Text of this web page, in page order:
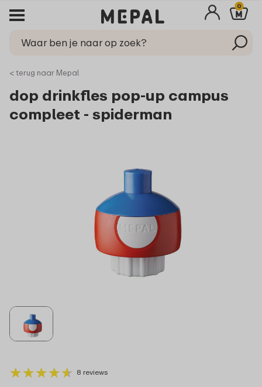
0
< terug naar Mepal
dop drinkfles pop-up campus
compleet - spiderman
★★★★★
★★★★★ 8 reviews